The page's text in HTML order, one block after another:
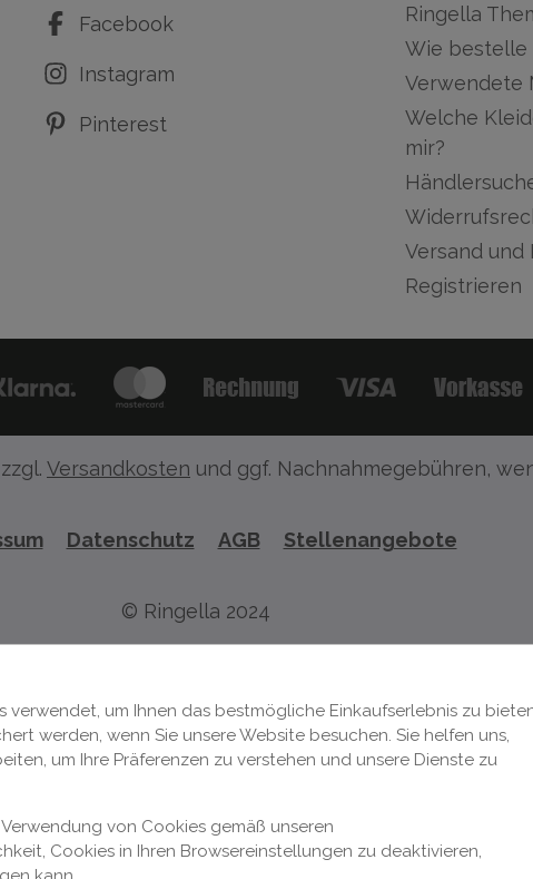
Facebook
Instagram
Pinterest
Ringella
Wie bestelle
Verwendete
Welche
mir?
Versand und
Registrieren
Versandkosten und ggf. Nachnahmegebühren,
Datenschutz AGB Stellenangebote
© Ringella 2024
um Ihnen das bestmögliche Einkaufserlebnis zu
werden, wenn Sie unsere Website besuchen. Sie helfen uns,
um Ihre Präferenzen zu verstehen und unsere Dienste zu
von Cookies gemäß unseren
Cookies in Ihren Browsereinstellungen zu deaktivieren,